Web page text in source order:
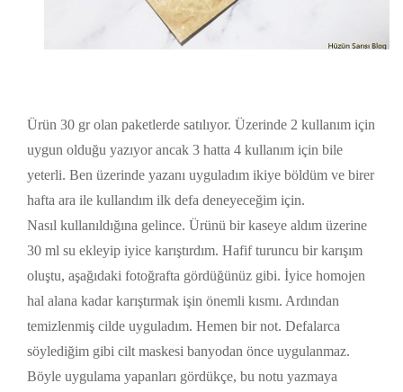
Ürün 30 gr olan paketlerde satılıyor. Üzerinde 2 kullanım için
uygun olduğu yazıyor ancak 3 hatta 4 kullanım için bile
yeterli. Ben üzerinde yazanı uyguladım ikiye böldüm ve birer
hafta ara ile kullandım ilk defa deneyeceğim için.
Nasıl kullanıldığına gelince. Ürünü bir kaseye aldım üzerine
30 ml su ekleyip iyice karıştırdım. Hafif turuncu bir karışım
oluştu, aşağıdaki fotoğrafta gördüğünüz gibi. İyice homojen
hal alana kadar karıştırmak işin önemli kısmı. Ardından
temizlenmiş cilde uyguladım. Hemen bir not. Defalarca
söylediğim gibi cilt maskesi banyodan önce uygulanmaz.
Böyle uygulama yapanları gördükçe, bu notu yazmaya